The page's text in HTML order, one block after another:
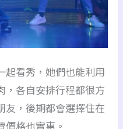
起看秀，她們也能利用
，各自安排行程都很方
友，後期都會選擇住在
格也實惠。